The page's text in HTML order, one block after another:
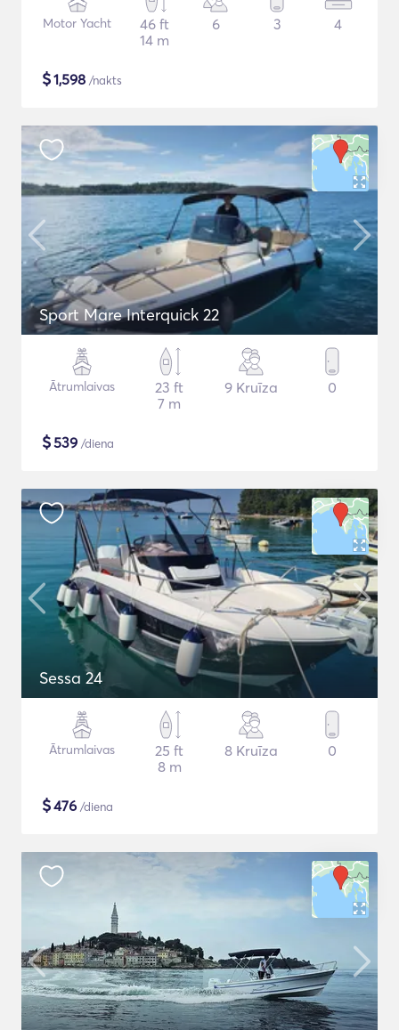
Motor Yacht
46 ft
14 m
6 3 4
$1,598 /nakts
Sport Mare Interquick 22
Ātrumlaivas
23 ft
7 m
9 Kruīza 0
$539 /diena
Sessa 24
Ātrumlaivas
25 ft
8 m
8 Kruīza 0
$476 /diena